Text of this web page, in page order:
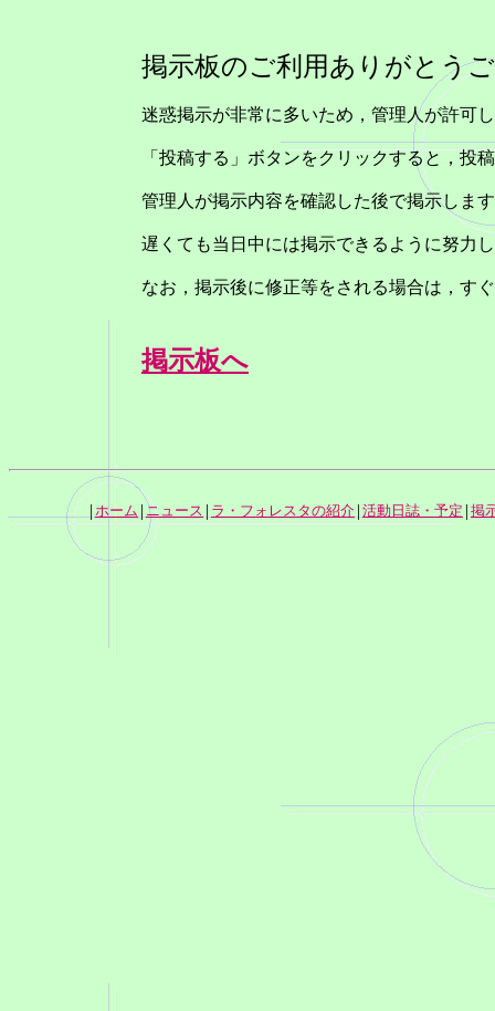
掲示板のご利用ありがとう
迷惑掲示が非常に多いため，管理人が許可
「投稿する」ボタンをクリックすると，投
管理人が掲示内容を確認した後で掲示しま
遅くても当日中には掲示できるように努力
なお，掲示後に修正等をされる場合は，す
掲示板へ
| ホーム | ニュース | ラ・フォレスタの紹介 | 活動日誌・予定 | 掲